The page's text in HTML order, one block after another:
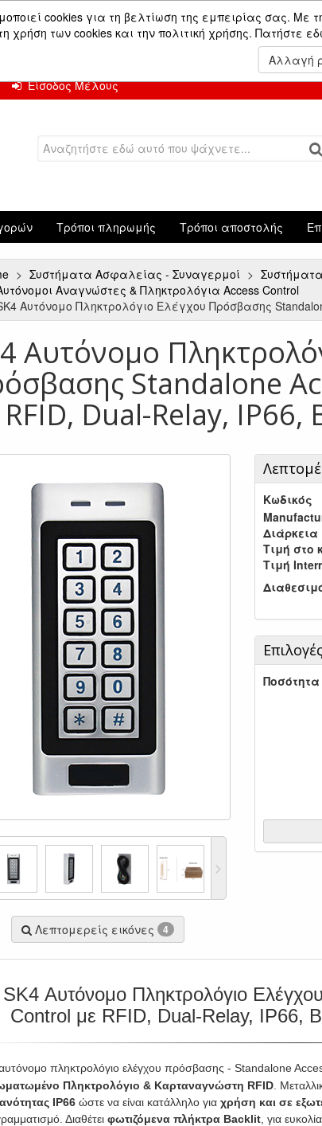
cookies για τη βελτίωση της εμπειρίας σας. Με
χρήση των cookies και την πολιτική χρήσης.Πατήστε
Αλλαγή
Είσοδος Μέλους
Τρόποι πληρωμής Τρόποι αποστολής
Συστήματα Ασφαλείας - Συναγερμοί
Αναγνώστες & Πληκτρολόγια Access Control
Αυτόνομο Πληκτρολόγιο Ελέγχου Πρόσβασης
Αυτόνομο
Standalone
Dual-Relay, IP66,
Λεπτομερείς εικόνες 4
Κωδικός
Τιμή στο
Τιμή
Επιλογές
Ποσότητα
SK4 Αυτόνομο Πληκτρολόγιο
Control με RFID, Dual-Relay, IP66,
πληκτρολόγιο ελέγχου πρόσβασης - Standalone
Πληκτρολόγιο & Καρταναγνώστη RFID .
IP66 ώστε να είναι κατάλληλο για χρήση και σε
Διαθέτει φωτιζόμενα πλήκτρα Backlit , για